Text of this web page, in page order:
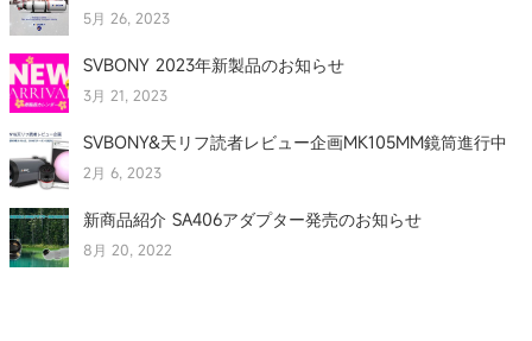
5月 26, 2023
SVBONY 2023年新製品のお知らせ
3月 21, 2023
SVBONY&天リフ読者レビュー企画MK105MM鏡筒進行中
2月 6, 2023
新商品紹介 SA406アダプター発売のお知らせ
8月 20, 2022